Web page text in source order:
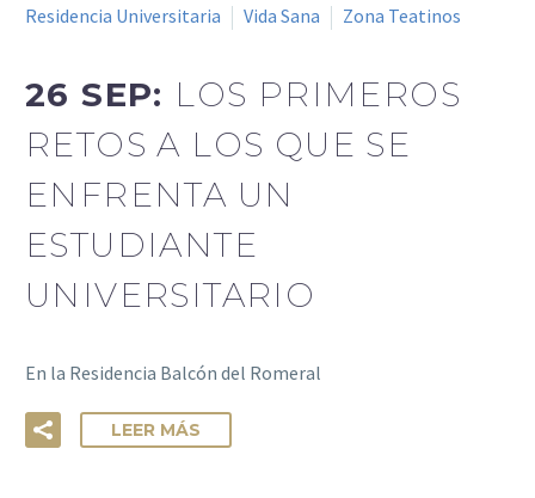
Residencia Universitaria
Vida Sana Zona Teatinos
26 SEP: LOS PRIMEROS
RETOS A LOS QUE SE
ENFRENTA UN
ESTUDIANTE
UNIVERSITARIO
En la Residencia Balcón del Romeral
LEER MÁS